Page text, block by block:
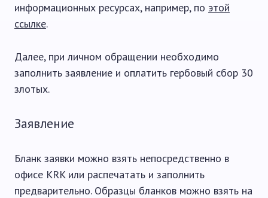
информационных ресурсах, например, по этой
ссылке.
Далее, при личном обращении необходимо
заполнить заявление и оплатить гербовый сбор 30
злотых.
Заявление
Бланк заявки можно взять непосредственно в
офисе KRK или распечатать и заполнить
предварительно. Образцы бланков можно взять на